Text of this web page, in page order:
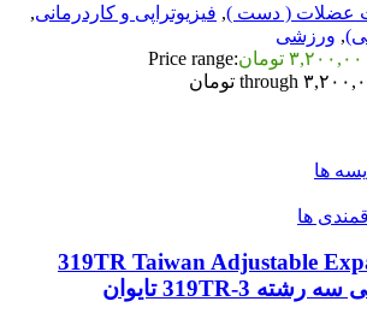
عضلات ( دست ), فیزیوتراپی و کاردرمانی,
, ورزشی
تومانPrice range:
ها
ها
319TR Taiwan Adjustable